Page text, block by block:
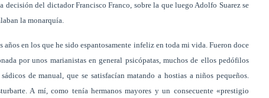
del dictador Francisco Franco, sobre la que luego Adolfo Suarez se
la monarquía.
años en los que he sido espantosamente infeliz en toda mi vida. Fueron doce
por unos marianistas en general psicópatas, muchos de ellos pedófilos
de manual, que se satisfacían matando a hostias a niños pequeños.
A mí, como tenía hermanos mayores y un consecuente «prestigio